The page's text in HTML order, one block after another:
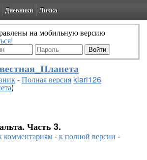
Дневники Личка
на мобильную версию
-Полная версия klari126
)
Часть 3.
комментариям-к полной версии -